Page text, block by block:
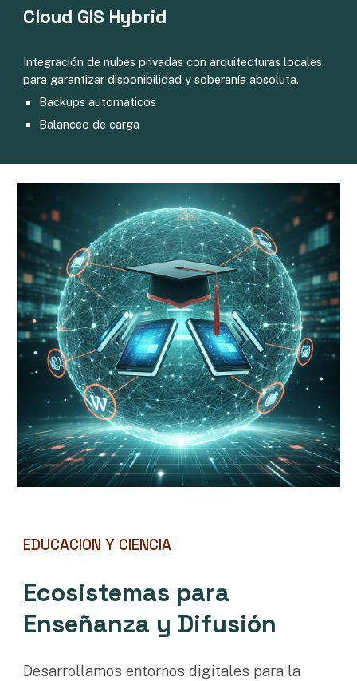
Cloud GIS Hybrid
Integración de nubes privadas con arquitecturas locales
para garantizar disponibilidad y soberanía absoluta.
Backups automaticos
Balanceo de carga
EDUCACION Y CIENCIA
Ecosistemas para
Enseñanza y Difusión
Desarrollamos entornos digitales para la